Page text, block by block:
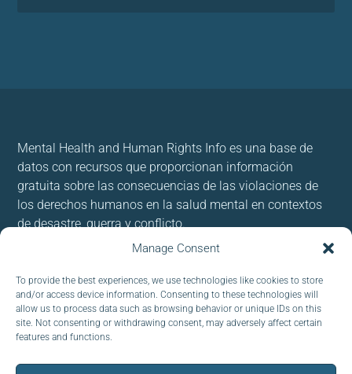
Manage Consent
To provide the best experiences, we use technologies like cookies to store
and/or access device information. Consenting to these technologies will
allow us to process data such as browsing behavior or unique IDs on this
site. Not consenting or withdrawing consent, may adversely affect certain
features and functions.
Mental Health and Human Rights Info es una base de
datos con recursos que proporcionan información
gratuita sobre las consecuencias de las violaciones de
los derechos humanos en la salud mental en contextos
de desastre, guerra y conflicto.
Usamos cookies para brindar y mejorar nuestros
servicios. Al utilizar nuestro sitio, acepta las cookies.
Follow us: